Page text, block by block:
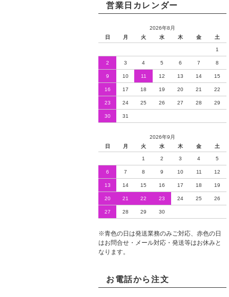
営業日カレンダー
2026年8月
日
月 火 水 木 金 土
1
2 3 4 5 6 7 8
9 10 11 12 13 14 15
16 17 18 19 20 21 22
23 24 25 26 27 28 29
30 31
2026年9月
日
月 火 水 木 金 土
1 2 3 4 5
6 7 8 9 10 11 12
13 14 15 16 17 18 19
20 21 22 23 24 25 26
27 28 29 30
※青色の日は発送業務のみご対応、赤色の日
はお問合せ・メール対応・発送等はお休みと
なります。
お電話から注文